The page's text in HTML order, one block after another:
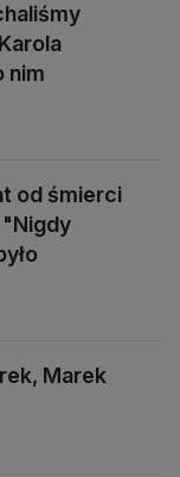
nim
od śmierci
Marek